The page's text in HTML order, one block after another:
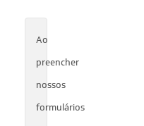
Ao
preencher
nossos
formulários